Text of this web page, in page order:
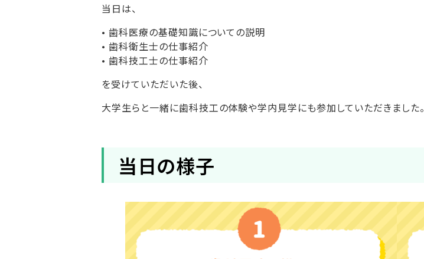
当日は、
• 歯科医療の基礎知識についての説明
• 歯科衛生士の仕事紹介
• 歯科技工士の仕事紹介
を受けていただいた後、
大学生らと一緒に歯科技工の体験や学内見学にも参加していただきました。
当日の様子